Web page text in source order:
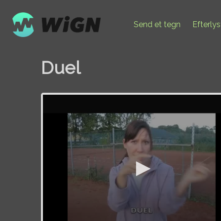
Send et tegn
Duel